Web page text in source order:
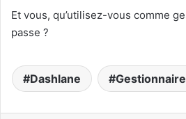
Et vous, qu’utilisez-vous comme
passe ?
Dashlane